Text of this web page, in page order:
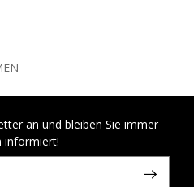
an und bleiben Sie immer
informiert!